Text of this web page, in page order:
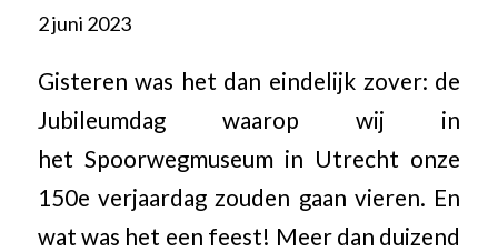
2 juni 2023
Gisteren was het dan eindelijk zover: de
Jubileumdag waarop wij in
het Spoorwegmuseum in Utrecht onze
150e verjaardag zouden gaan vieren. En
wat was het een feest! Meer dan duizend